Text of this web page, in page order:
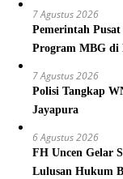
7 Agustus 2026
Pemerintah
Program MBG di
7 Agustus 2026
Polisi Tangkap
Jayapura
6 Agustus 2026
FH Uncen Gelar
Lulusan Hukum